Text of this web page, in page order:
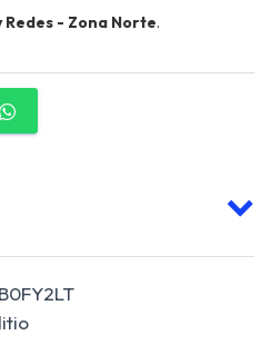
Redes - Zona Norte.
B0FY2LT